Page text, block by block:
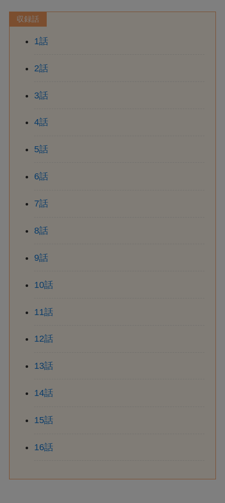
収録話
1話
2話
3話
4話
5話
6話
7話
8話
9話
10話
11話
12話
13話
14話
15話
16話